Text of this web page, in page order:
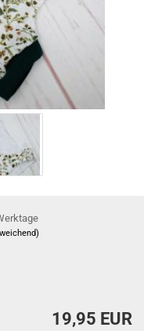
19,95 EUR